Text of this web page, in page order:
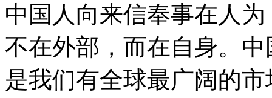
中国人向来信奉事在人
不在外部，而在自身。
是我们有全球最广阔的